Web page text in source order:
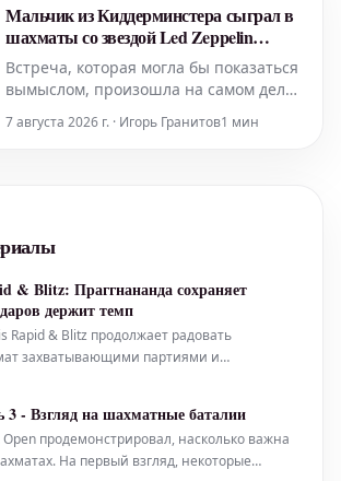
каждая партия имеет огромное зна
Мальчик из Киддерминстера сыграл в
шахматы со звездой Led Zeppelin
Робертом Плантом
Встреча, которая могла бы показаться
вымыслом, произошла на самом деле:
Киддерминстера получил уникальную
Zeppelin. Для молодого игрока, увлече
7 августа 2026 г. · Игорь Гранитов1 мин
& Blitz: Праггнананда сохраняет
держит темп
Rapid & Blitz продолжает радовать
захватывающими партиями и
В настоящее время
демонстрируя стабильно
игры. Не менее впечатляющей выгляди
3 - Взгляд на шахматные баталии
продемонстрировал, насколько важна
На первый взгляд, некоторые